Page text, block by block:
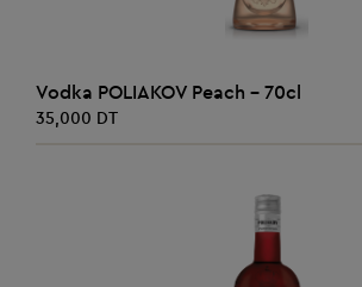
AJOUTER AU PANIER
Vodka POLIAKOV Peach - 70cl
35,000 DT